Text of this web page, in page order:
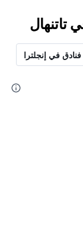
تاتنهال
فنادق في إنجلترا